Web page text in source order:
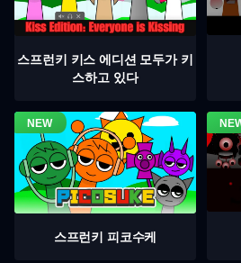
스프런키 키스 에디션 모두가 키
스하고 있다
스프런키 피코수케